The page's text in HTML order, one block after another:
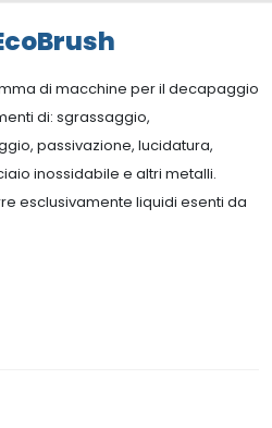
di macchine per il decapaggio
di: sgrassaggio,
passivazione, lucidatura,
inossidabile e altri metalli.
esclusivamente liquidi esenti da